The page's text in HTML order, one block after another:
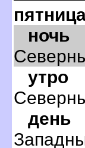
ночь
утро
день